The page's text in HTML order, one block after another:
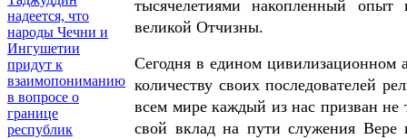
надеется, что
народы Чечни и
Ингушетии
придут к
взаимопониманию
в вопросе о
границе
республик
тысячелетиями накопленный
великой Отчизны.
Сегодня в едином цивилизационном
количеству своих последователей
всем мире каждый из нас призван
свой вклад на пути служения